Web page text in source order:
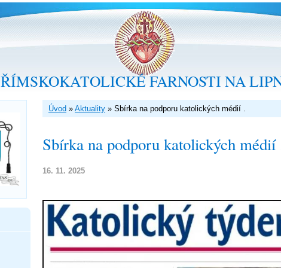
ŘÍMSKOKATOLICKÉ FARNOSTI NA
Úvod » Aktuality » Sbírka na podporu katolických médií .
Sbírka na podporu katolických médií
16. 11. 2025